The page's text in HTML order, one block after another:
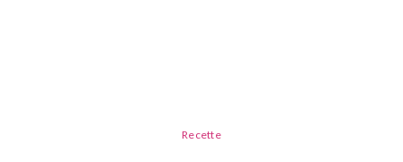
Recette